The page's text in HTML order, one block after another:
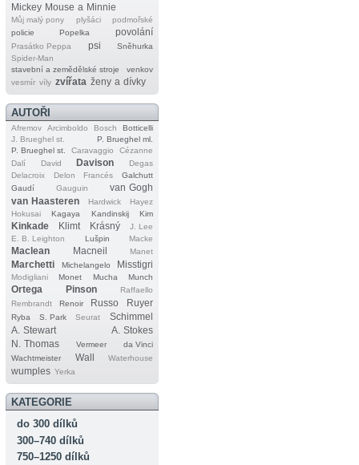
Mickey Mouse a Minnie
Můj malý pony plyšáci
podmořské
policie
Popelka povolání
Prasátko Peppa psi
Sněhurka
Spider‐Man
stavební a zemědělské stroje
venkov
vesmír víly zvířata ženy a dívky
AUTOŘI
Afremov Arcimboldo Bosch
Botticelli
J. Brueghel st.
P. Brueghel ml.
P. Brueghel st.
Caravaggio
Cézanne
Dalí
David Davison
Degas
Delacroix
Delon Francés
Galchutt
Gaudí
Gauguin
van Gogh
van Haasteren
Hardwick
Hayez
Hokusai
Kagaya Kandinskij Kim
Kinkade Klimt Krásný
J. Lee
E. B. Leighton
Lušpin Macke
Maclean Macneil Manet
Marchetti Michelangelo Misstigri
Modigliani Monet Mucha Munch
Ortega Pinson
Raffaello
Rembrandt
Renoir Russo Ruyer
Ryba S. Park Seurat
Schimmel
A. Stewart
A. Stokes
N. Thomas
Vermeer
da Vinci
Wachtmeister
Wall Waterhouse
wumples Yerka
KATEGORIE
do 300 dílků
300–740 dílků
750–1250 dílků